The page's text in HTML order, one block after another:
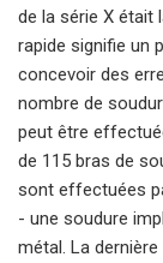
de la série X était
rapide signifie un
concevoir des
nombre de
peut être
de 115 bras de
sont effectuées
- une soudure
métal. La